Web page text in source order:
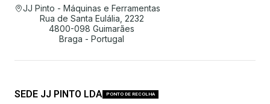
JJ Pinto - Máquinas e Ferramentas
Rua de Santa Eulália, 2232
4800-098 Guimarães
Braga - Portugal
SEDE JJ PINTO LDA PONTO DE RECOLHA